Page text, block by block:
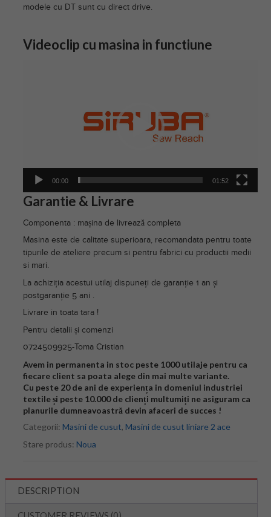
modele cu DT sunt cu direct drive.
Videoclip cu masina in functiune
00:00 01:52
Garantie & Livrare
Componenta : mașina de livrează completa
Masina este de calitate superioara, recomandata pentru toate
tipurile de ateliere precum si pentru fabrici cu productii medii
si mari.
La achiziția acestui utilaj dispuneți de garanție 1 an și
postgaranție 5 ani .
Livrare in toata tara !
Pentru detalii și comenzi
0724509925-Toma Cristian
Avem in permanenta in stoc peste 1000 utilaje pentru ca
fiecare client sa poata alege din mai multe variante.
Cu peste 20 de ani de experiența in domeniul industriei
textile și peste 10.000 de clienți multumiți ne asiguram ca
planurile dumneavoastră devin afaceri de succes !
Categorii: Masini de cusut, Masini de cusut liniare 2 ace
Stare produs: Noua
DESCRIPTION